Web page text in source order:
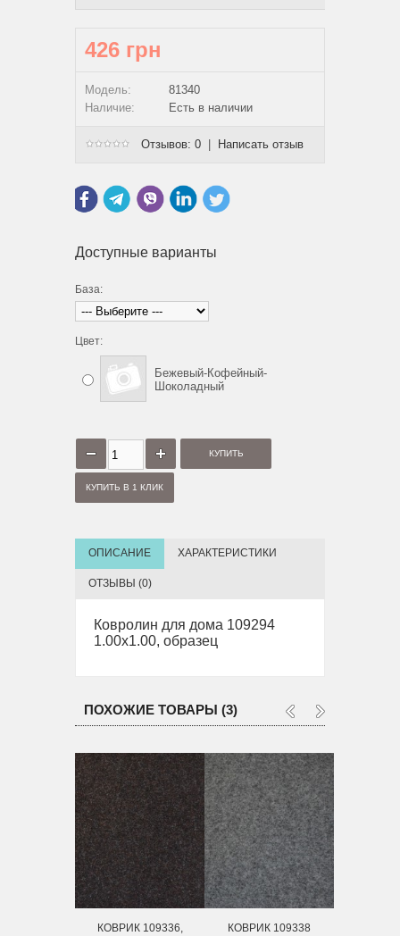
426 грн
Модель:
81340
Наличие:
Есть в наличии
Отзывов: 0 Написать отзыв
Доступные варианты
База:
Цвет:
Бежевый-Кофейный-
Шоколадный
КУПИТЬ В 1 КЛИК
ОПИСАНИЕ ХАРАКТЕРИСТИКИ
ОТЗЫВЫ (0)
Ковролин для дома 109294
1.00х1.00, образец
ПОХОЖИЕ ТОВАРЫ (3)
КОВРИК 109336,
КОВРИК 109338